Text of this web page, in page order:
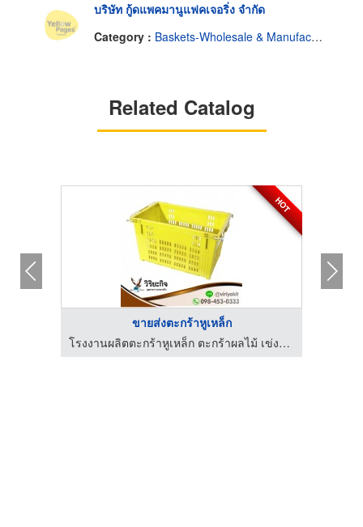
บริษัท กู้ดแพคมานูแฟคเจอริ่ง จำกัด
Category : Baskets-Wholesale & Manufacturers
Related Catalog
HOT
ขายส่งตะกร้าหูเหล็ก
โรงงานผลิตตะกร้าหูเหล็ก ตะกร้าผลไม้ เข่งผลไม้ - วิริยะกิจอุตสาหกรรมพลาสติก